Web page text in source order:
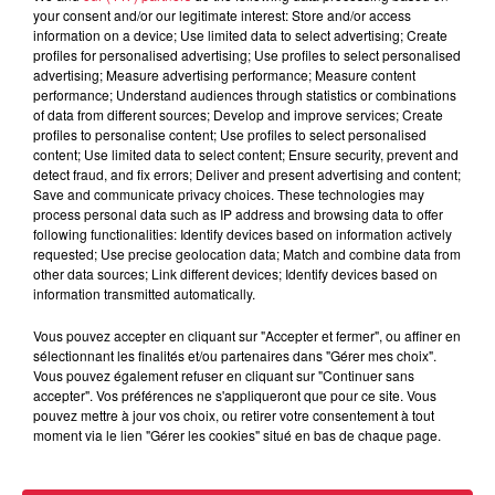
À découvrir également
À Hoerdt, de l’eau brune sort des robinets
l’eau brune s’écouler de leurs robinets. Face aux
your consent and/or our legitimate interest: Store and/or access
information on a device; Use limited data to select advertising; Create
profiles for personalised advertising; Use profiles to select personalised
advertising; Measure advertising performance; Measure content
performance; Understand audiences through statistics or combinations
of data from different sources; Develop and improve services; Create
profiles to personalise content; Use profiles to select personalised
content; Use limited data to select content; Ensure security, prevent and
detect fraud, and fix errors; Deliver and present advertising and content;
Save and communicate privacy choices. These technologies may
process personal data such as IP address and browsing data to offer
following functionalities: Identify devices based on information actively
requested; Use precise geolocation data; Match and combine data from
other data sources; Link different devices; Identify devices based on
information transmitted automatically.
Vous pouvez accepter en cliquant sur "Accepter et fermer", ou affiner en
sélectionnant les finalités et/ou partenaires dans "Gérer mes choix".
Vous pouvez également refuser en cliquant sur "Continuer sans
accepter". Vos préférences ne s'appliqueront que pour ce site. Vous
pouvez mettre à jour vos choix, ou retirer votre consentement à tout
moment via le lien "Gérer les cookies" situé en bas de chaque page.